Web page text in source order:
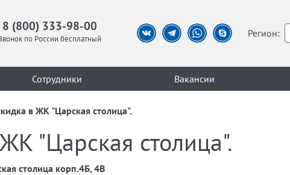
8 (800) 333-98-00
по России бесплатный Регион:
Сотрудники Вакансии
в ЖК "Царская столица".
"Царская столица".
столица корп.4Б, 4В